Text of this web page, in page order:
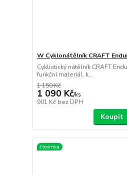
W Cyklonátělník CRAFT
Cyklistický nátělník CRAFT
funkční materiál, k...
1 150 Kč
1 090 Kč/ks
901 Kč bez DPH
Koupit
Novinka